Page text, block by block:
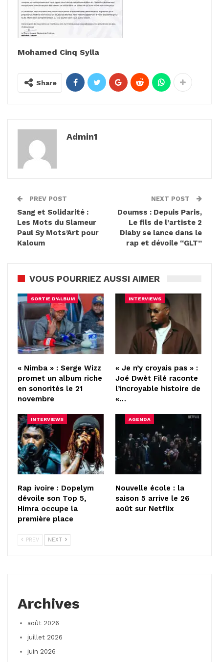
Mohamed Cinq Sylla
Share
Admin1
PREV POST
Sang et Solidarité :
Les Mots du Slameur
Paul Sy Mots’Art pour
Kaloum
NEXT POST
Doumss : Depuis Paris,
Le fils de l’artiste 2
Diaby se lance dans le
rap et dévoile “GLT”
VOUS POURRIEZ AUSSI AIMER
SORTIE D'ALBUM
« Nimba » : Serge Wizz
promet un album riche
en sonorités le 21
novembre
INTERVIEWS
« Je n’y croyais pas » :
Joé Dwèt Filé raconte
l’incroyable histoire de
«…
INTERVIEWS
Rap ivoire : Dopelym
dévoile son Top 5,
Himra occupe la
première place
AGENDA
Nouvelle école : la
saison 5 arrive le 26
août sur Netflix
PREV NEXT
Archives
août 2026
juillet 2026
juin 2026